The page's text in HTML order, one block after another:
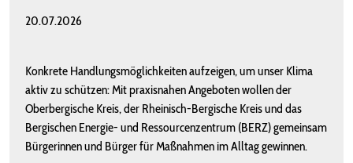
20.07.2026
Konkrete Handlungsmöglichkeiten aufzeigen, um unser Klima
aktiv zu schützen: Mit praxisnahen Angeboten wollen der
Oberbergische Kreis, der Rheinisch-Bergische Kreis und das
Bergischen Energie- und Ressourcenzentrum (BERZ) gemeinsam
Bürgerinnen und Bürger für Maßnahmen im Alltag gewinnen.